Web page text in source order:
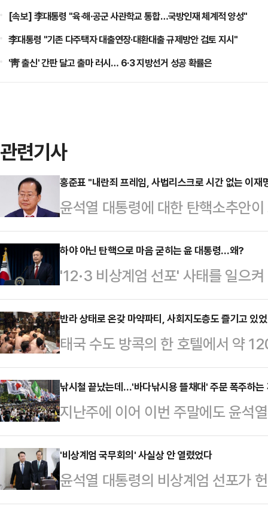
[속보] 李대통령 "육·해·공군 사관학교 통합…국방인재 체계적 양성"
李대통령 "기존 다주택자 대출연장·대환대출 규제방안 검토 지시"
'靑 출신' 간판 달고 출마 러시… 6·3 지방선거 성공 확률은
관련기사
홍준표 "내란죄 프레임, 사법리스크로 시간 없는 이재
윤석열 대통령에 대한 탄핵소추안
데, 홍준표 대구시장이 "내란죄 프
표가 탄핵을 성사해 조기 대선을 추
다"고 주장했다.12일 홍 시장은 전
엄 선포를 보고 뜬금없는 한밤의 해
을 잘하라고 했는데, 민주당은 이를
있다"고 지적했다.홍 시장은 "'정치
냐'란 생각이 들…
하야 아닌 탄핵으로 마음 굳히는 윤 대통령…왜?
'12·3 비상계엄 선포' 사태를 일으
야(下野)보다는 탄핵소추가 되더라
는 입장을 굳힌 것으로 알려졌다.윤
막기 위해 계엄을 선포했기 때문에
의 심판을 통해 반전의 계기를 마련
국민의힘 정국안정화 태스크포스
월 퇴진·5월 대선' 등의 '조기 퇴진
적 공…
반라 상태로 온갖 마약파티, 사회지도층도 즐기고 있
태국 수도 방콕의 한 호텔에서 약
발됐다.10일(현지 시각) AFP통신
도심의 수쿰윗 지역에 위치한 한 호
124명을 체포했다고 밝혔다.체포
동성애자로 조사됐다. 외국인 5명
다.경찰이 현장을 급습했을 때 이들
터시, 크리스털 메스암페타민, 케
사 결과 66명이 …
낚시철 끝났는데…'바다낚시용 뜰채대' 주문 폭주하
지난주에 이어 이번 주말에도 윤석
운데, 전국에서 각종 집회·시위 용
리안 취재 결과 확인됐다.11일 데
한 낚시용품 업체에서는 난데없이 '
운영하는 A씨는 업체를 방문한 기
'비상계엄 국무회의' 사실상 안 열렸었다
윤석열 대통령의 비상계엄 선포가
은 것으로 확인됐다. 비상계엄 선포